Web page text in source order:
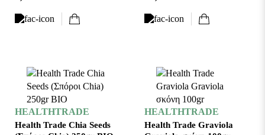
HEALTHTRADE
Health Trade Chia Seeds
HEALTHTRADE
Health Trade Graviola